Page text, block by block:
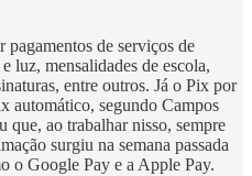
de serviços de
luz, mensalidades de escola,
entre outros. Já o Pix por
automático, segundo Campos
ao trabalhar nisso, sempre
surgiu na semana passada
o Google Pay e a Apple Pay.